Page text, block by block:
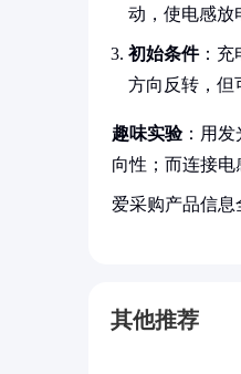
动，使电感放
初始条件：充
方向反转，但
趣味实验：用发
向性；而连接电
爱采购产品信
其他推荐